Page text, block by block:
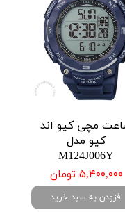
مچی کیو اند
کیو مدل
M124J006Y
۵,۴۰۰,۰۰۰ تومان
افزودن به سبد خرید